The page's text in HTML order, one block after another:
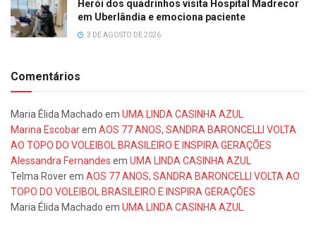
Herói dos quadrinhos visita Hospital Madrecor
em Uberlândia e emociona paciente
3 DE AGOSTO DE 2026
Comentários
Maria Élida Machado em UMA LINDA CASINHA AZUL
Marina Escobarem AOS 77 ANOS, SANDRA BARONCELLI VOLTA
AO TOPO DO VOLEIBOL BRASILEIRO E INSPIRA GERAÇÕES
Alessandra Fernandes em UMA LINDA CASINHA AZUL
Telma Roverem AOS 77 ANOS, SANDRA BARONCELLI VOLTA AO
TOPO DO VOLEIBOL BRASILEIRO E INSPIRA GERAÇÕES
Maria Élida Machado em UMA LINDA CASINHA AZUL